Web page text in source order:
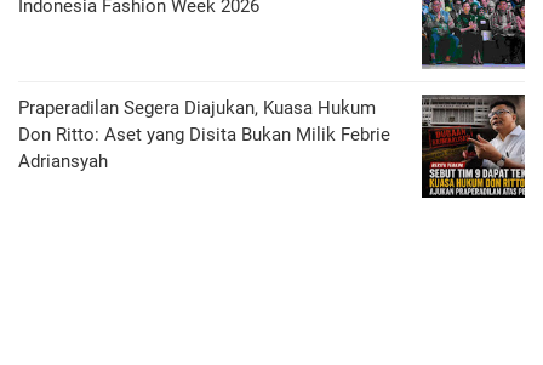
Indonesia Fashion Week 2026
Praperadilan Segera Diajukan, Kuasa Hukum
Don Ritto: Aset yang Disita Bukan Milik Febrie
Adriansyah